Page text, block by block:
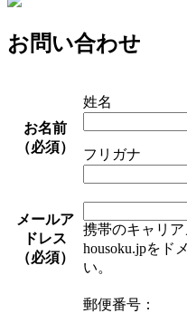
お問い合わせ
お名前
（必須）
姓名
フリガナ
メールア
ドレス
（必須）
携帯のキャリ
housoku.jpをド
い。
郵便番号：